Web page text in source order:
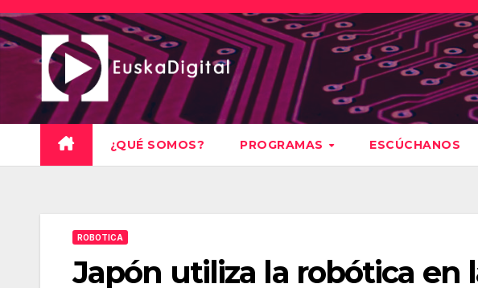
Saltar
al
contenido
¿QUÉ SOMOS? PROGRAMAS ESCÚCHANOS
ROBOTICA
Japón utiliza la robótica en